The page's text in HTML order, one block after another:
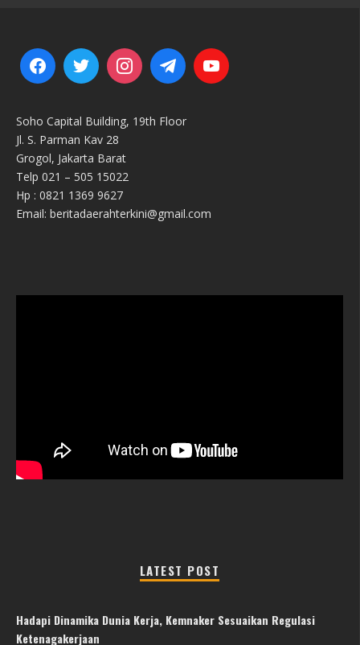
Soho Capital Building, 19th Floor
Jl. S. Parman Kav 28
Grogol, Jakarta Barat
Telp 021 – 505 15022
Hp : 0821 1369 9627
Email: beritadaerahterkini@gmail.com
LATEST POST
Hadapi Dinamika Dunia Kerja, Kemnaker Sesuaikan Regulasi
Ketenagakerjaan